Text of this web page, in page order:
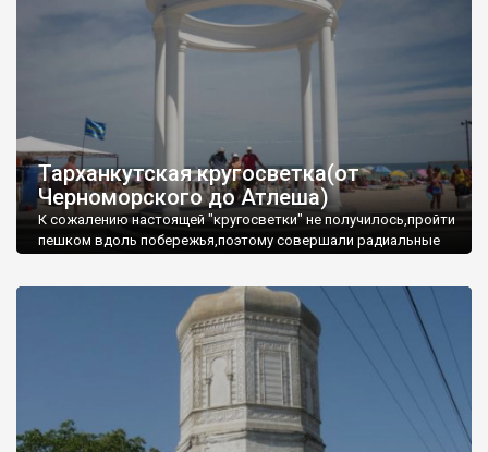
Тарханкутская кругосветка(от
Черноморского до Атлеша)
К сожалению настоящей "кругосветки" не получилось,пройти
пешком вдоль побережья,поэтому совершали радиальные